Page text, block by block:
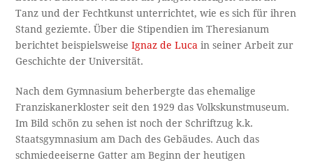
Tanz und der Fechtkunst unterrichtet, wie es sich für ihren
Stand geziemte. Über die Stipendien im Theresianum
berichtet beispielsweiseIgnaz de Luca in seiner Arbeit zur
Geschichte der Universität.
Nach dem Gymnasium beherbergte das ehemalige
Franziskanerkloster seit den 1929 das Volkskunstmuseum.
Im Bild schön zu sehen ist noch der Schriftzug k.k.
Staatsgymnasium am Dach des Gebäudes. Auch das
schmiedeeiserne Gatter am Beginn der heutigen